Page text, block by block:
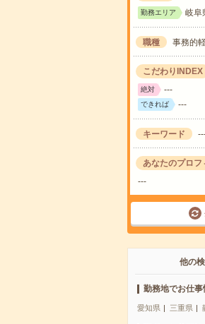
勤務エリア 岐阜
職種 事務的
こだわりINDEX
絶対 ---
できれば ---
キーワード
あなたのプロフ
---
他の
勤務地でお仕事
愛知県 三重県